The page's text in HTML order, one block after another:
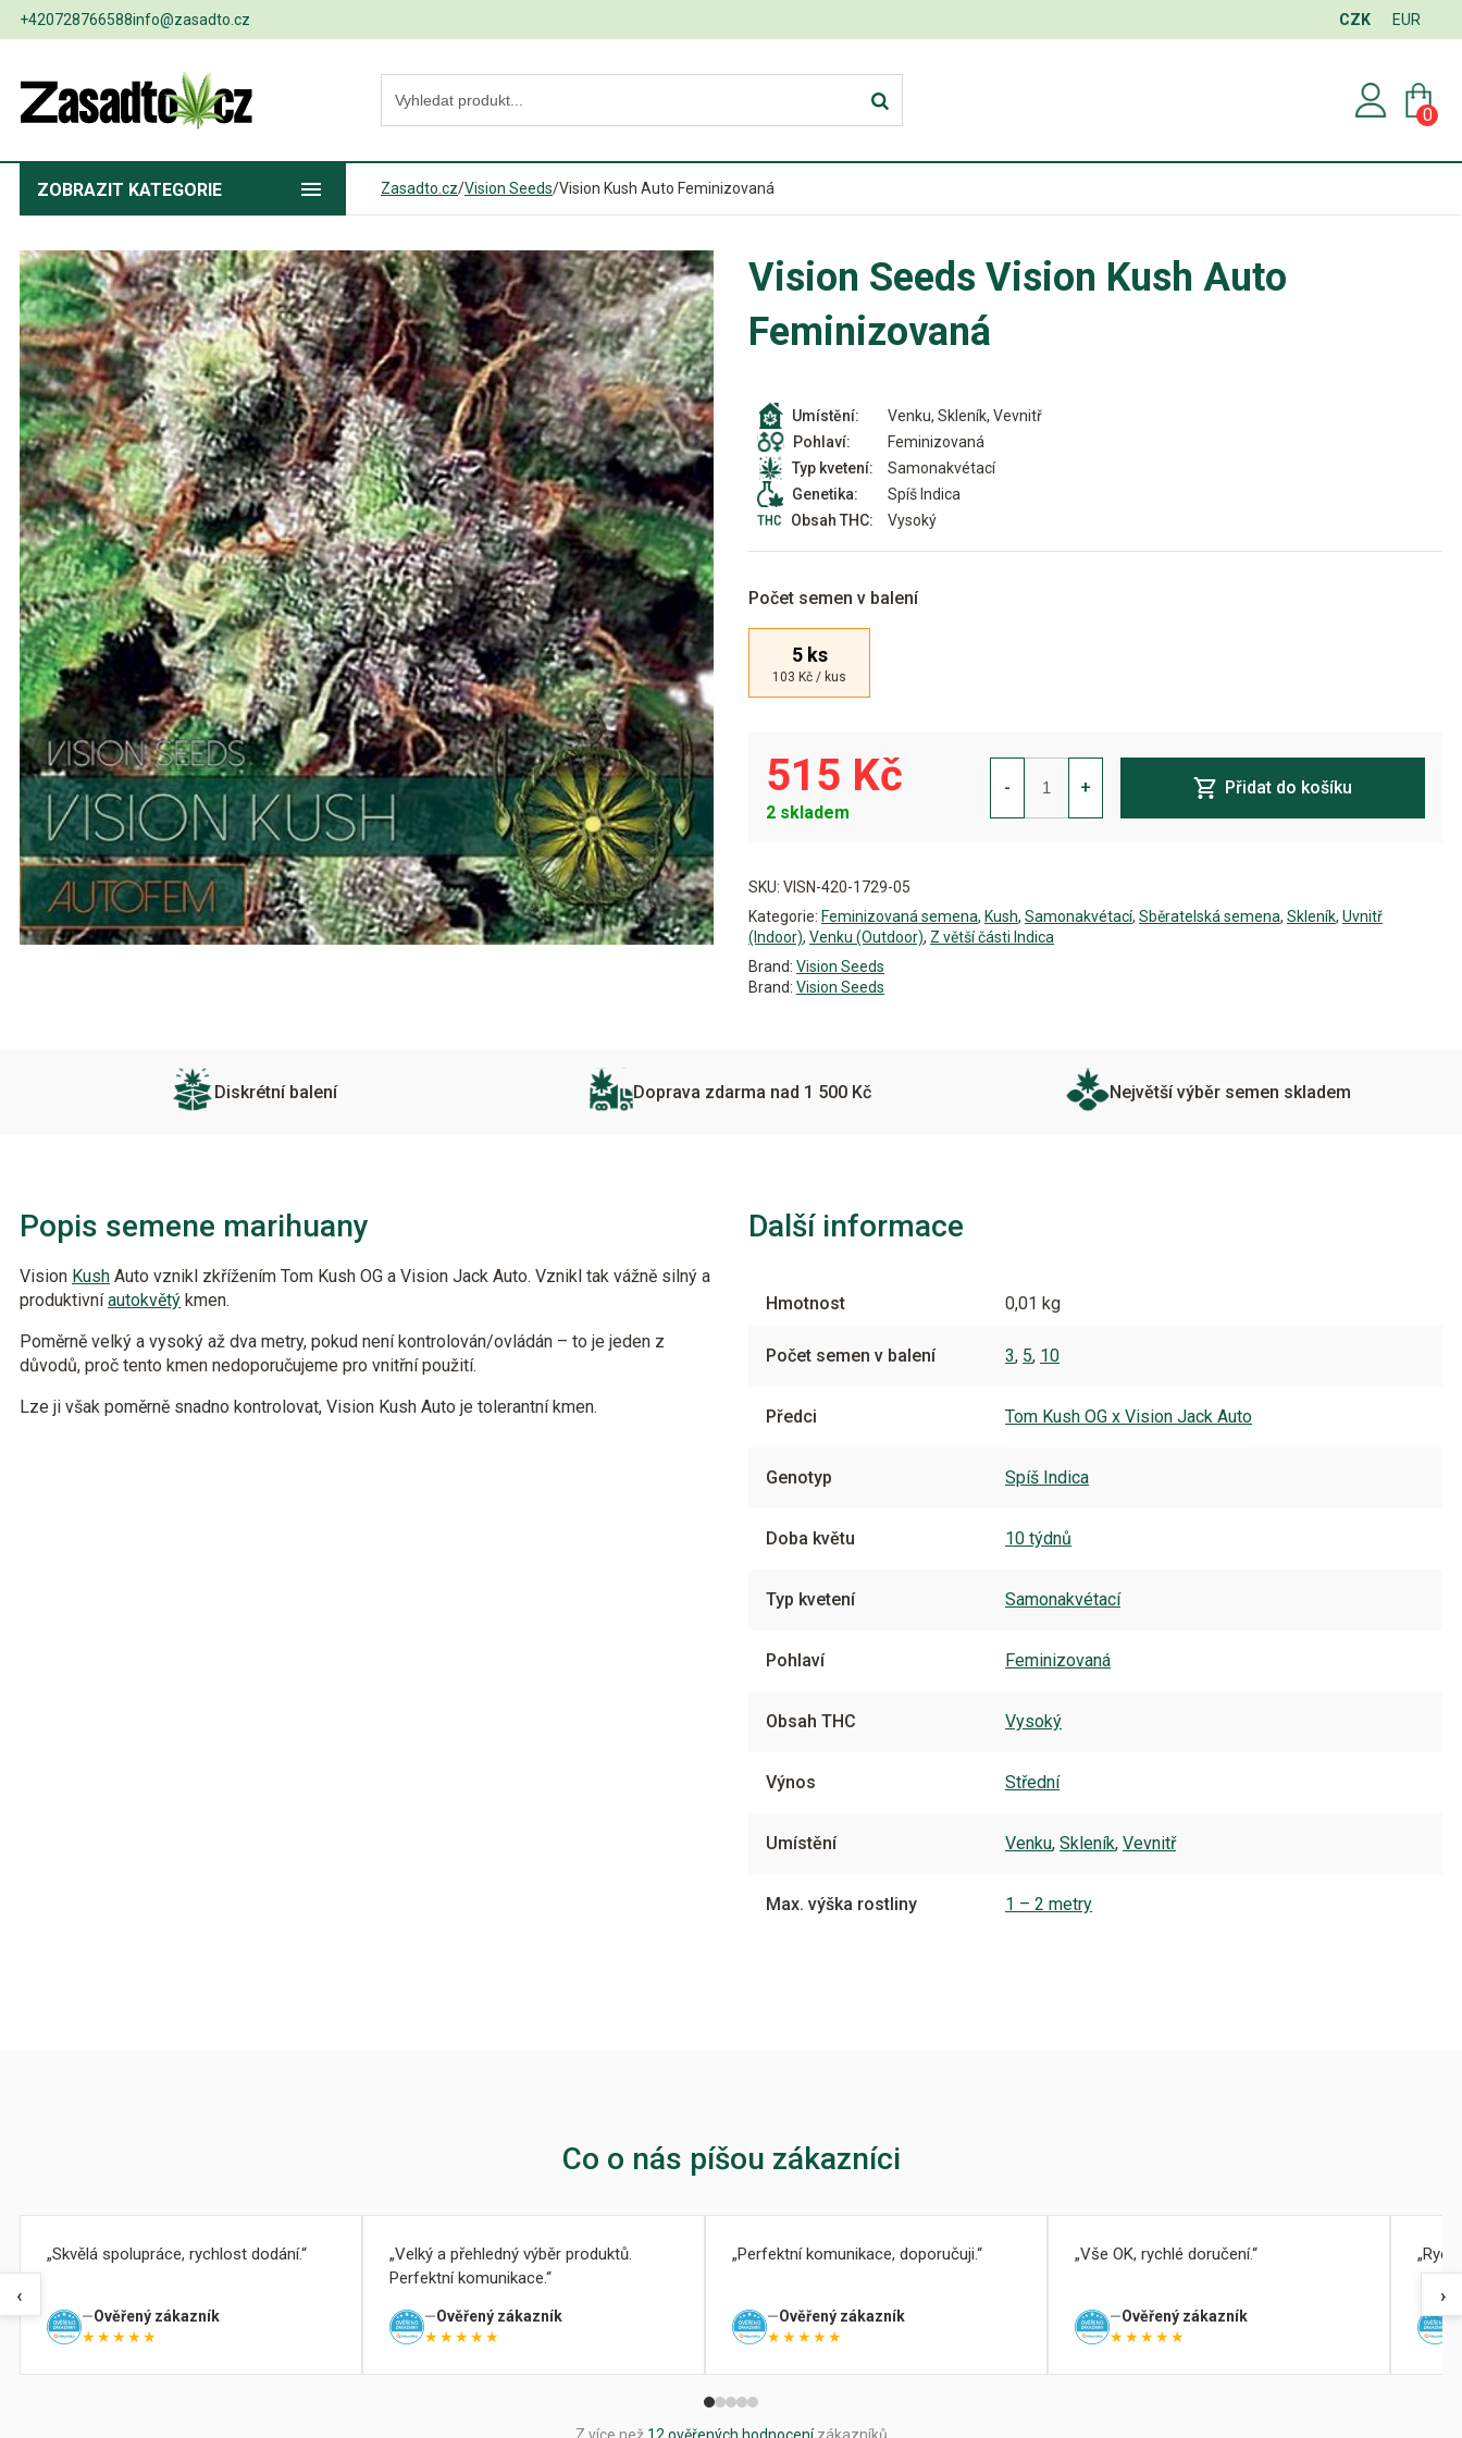
+420728766588info@zasadto.cz CZK EUR
0
ZOBRAZIT KATEGORIE Zasadto.cz/Vision Seeds/Vision Kush Auto Feminizovaná
Vision Seeds Vision Kush Auto
Feminizovaná
Umístění:
Venku, Skleník, Vevnitř
Pohlaví:
Feminizovaná
Typ kvetení:
Samonakvétací
Genetika:
Spíš Indica
Obsah THC:
Vysoký
Počet semen v balení
5 ks
103 Kč / kus
515 Kč
2 skladem
-
Vision
Kush
Auto
Feminizovaná
+ Přidat do košíku
SKU: VISN-420-1729-05
Kategorie: Feminizovaná semena, Kush, Samonakvétací, Sběratelská semena, Skleník, Uvnitř
(Indoor), Venku (Outdoor), Z větší části Indica
Brand: Vision Seeds
Brand: Vision Seeds
Diskrétní balení Doprava zdarma nad 1 500 Kč Největší výběr semen skladem
Popis semene marihuany
Vision Kush Auto vznikl zkřížením Tom Kush OG a Vision Jack Auto. Vznikl tak vážně silný a
produktivníautokvětý kmen.
Poměrně velký a vysoký až dva metry, pokud není kontrolován/ovládán – to je jeden z
důvodů, proč tento kmen nedoporučujeme pro vnitřní použití.
Lze ji však poměrně snadno kontrolovat, Vision Kush Auto je tolerantní kmen.
Další informace
Hmotnost 0,01 kg
Počet semen v balení 3, 5, 10
Předci Tom Kush OG x Vision Jack Auto
Genotyp Spíš Indica
Doba květu 10 týdnů
Typ kvetení Samonakvétací
Pohlaví Feminizovaná
Obsah THC Vysoký
Výnos Střední
Umístění Venku, Skleník, Vevnitř
Max. výška rostliny 1 – 2 metry
Co o nás píšou zákazníci
‹
Skvělá spolupráce, rychlost dodání.
Ověřený zákazník
★★★★★
Velký a přehledný výběr produktů.
Perfektní komunikace.
Ověřený zákazník
★★★★★
Perfektní komunikace, doporučuji.
Ověřený zákazník
★★★★★
Vše OK, rychlé doručení.
Ověřený zákazník
★★★★★
›